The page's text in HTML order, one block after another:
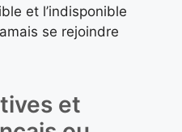
et l’indisponible
se rejoindre
et